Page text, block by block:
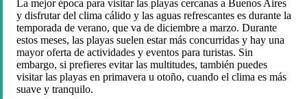
La mejor época para visitar las playas cercanas a Buenos Aires
y disfrutar del clima cálido y las aguas refrescantes es durante la
temporada de verano, que va de diciembre a marzo. Durante
estos meses, las playas suelen estar más concurridas y hay una
mayor oferta de actividades y eventos para turistas. Sin
embargo, si prefieres evitar las multitudes, también puedes
visitar las playas en primavera u otoño, cuando el clima es más
suave y tranquilo.